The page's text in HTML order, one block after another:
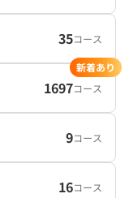
35コース
1697コース
新着あり
9コース
16コース